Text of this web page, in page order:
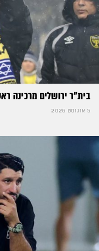
בית"ר ירושלים מרכינה
5 אוגוסט 2026